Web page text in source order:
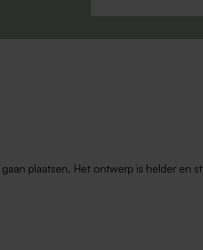
plaatsen. Het ontwerp is helder en